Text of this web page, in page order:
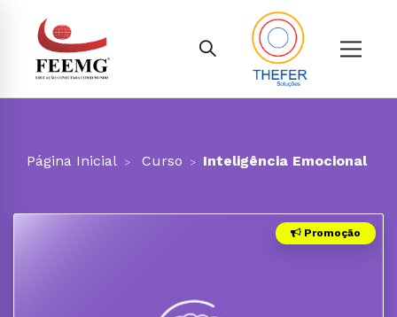
Página Inicial Curso Inteligência Emocional
Promoção